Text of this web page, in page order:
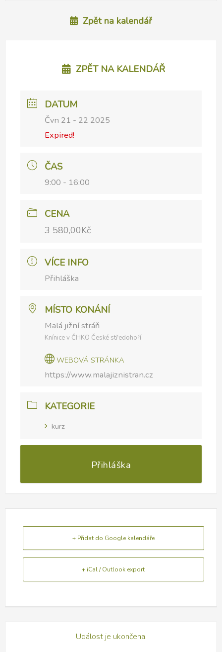
Zpět na kalendář
ZPĚT NA KALENDÁŘ
DATUM
Čvn 21 - 22 2025
Expired!
ČAS
9:00 - 16:00
CENA
3 580,00Kč
VÍCE INFO
Přihláška
MÍSTO KONÁNÍ
Malá jižní stráň
Knínice v ČHKO České středohoří
WEBOVÁ STRÁNKA
https://www.malajiznistran.cz
KATEGORIE
kurz
Přihláška
+ Přidat do Google kalendáře
+ iCal / Outlook export
Událost je ukončena.